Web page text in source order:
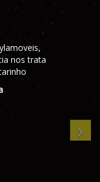
nos trata
›